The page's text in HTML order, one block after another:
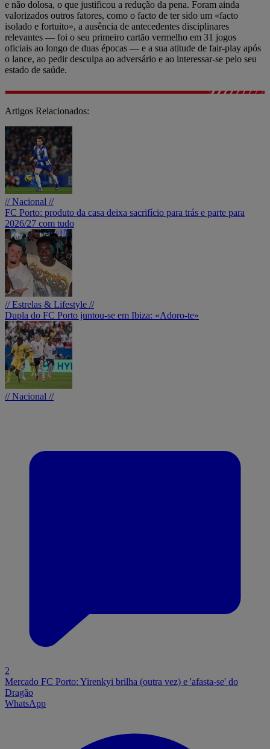
e não dolosa, o que justificou a redução da pena. Foram ainda
valorizados outros fatores, como o facto de ter sido um «facto
isolado e fortuito», a ausência de antecedentes disciplinares
relevantes — foi o seu primeiro cartão vermelho em 31 jogos
oficiais ao longo de duas épocas — e a sua atitude de fair-play após
o lance, ao pedir desculpa ao adversário e ao interessar-se pelo seu
estado de saúde.
Artigos Relacionados:
// Nacional //
FC Porto: produto da casa deixa sacrifício para trás e parte para
2026/27 com tudo
// Estrelas & Lifestyle //
Dupla do FC Porto juntou-se em Ibiza: «Adoro-te»
// Nacional //
2
Mercado FC Porto: Yirenkyi brilha (outra vez) e 'afasta-se' do
Dragão
WhatsApp